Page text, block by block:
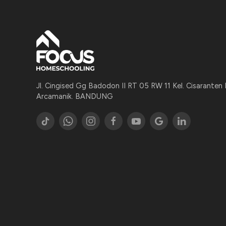
Jl. Cingised Gg Badodon II RT 05 RW 11 Kel. Cisaranten
Arcamanik. BANDUNG